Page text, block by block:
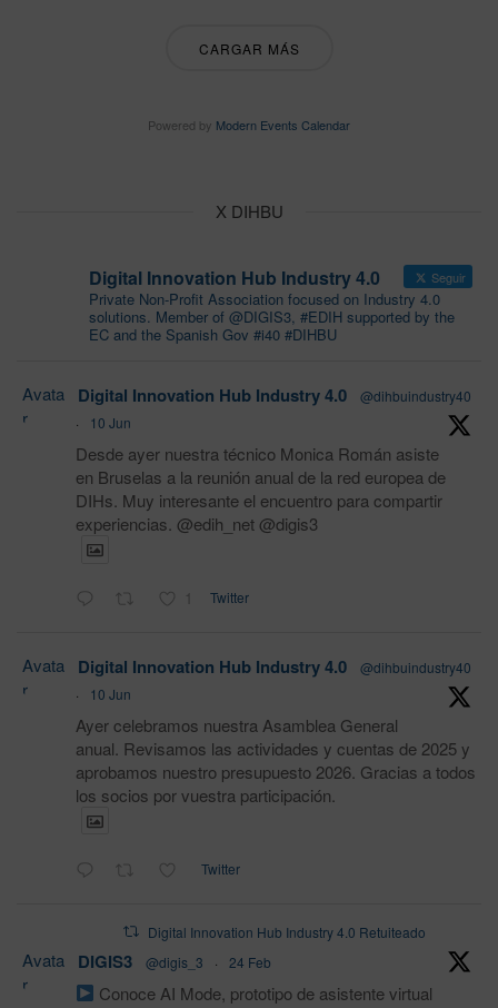
CARGAR MÁS
Powered by Modern Events Calendar
X DIHBU
Digital Innovation Hub Industry 4.0 Seguir
Private Non-Profit Association focused on Industry 4.0
solutions. Member of @DIGIS3, #EDIH supported by the
EC and the Spanish Gov #i40 #DIHBU
Avata
r
Digital Innovation Hub Industry 4.0
@dihbuindustry40
·
10 Jun
Desde ayer nuestra técnico Monica Román asiste
en Bruselas a la reunión anual de la red europea de
DIHs. Muy interesante el encuentro para compartir
experiencias. @edih_net @digis3
1 Twitter
Avata
r
Digital Innovation Hub Industry 4.0
@dihbuindustry40
·
10 Jun
Ayer celebramos nuestra Asamblea General
anual. Revisamos las actividades y cuentas de 2025 y
aprobamos nuestro presupuesto 2026. Gracias a todos
los socios por vuestra participación.
Twitter
Digital Innovation Hub Industry 4.0 Retuiteado
Avata
r
DIGIS3 @digis_3 · 24 Feb
Conoce AI Mode, prototipo de asistente virtual